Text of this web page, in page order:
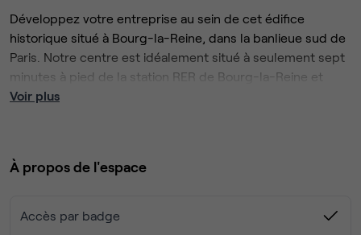
Développez votre entreprise au sein de cet édifice
historique situé à Bourg-la-Reine, dans la banlieue sud de
Paris. Notre centre est idéalement situé à seulement sept
minutes à pied de la station RER de Bourg-la-Reine et
offre également des installations pour le stationnement
space généreux de ce centre, qui offre également des
vos collègues à l'une des brasseries locales, ou bien
Voir plus
À propos de l'espace
Accès par badge